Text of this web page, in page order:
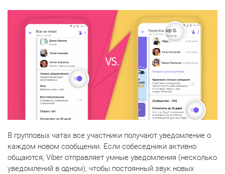
В групповых чатах все участники получают уведомление о
каждом новом сообщении. Если собеседники активно
общаются, Viber отправляет умные уведомления (несколько
уведомлений в одном), чтобы постоянный звук новых